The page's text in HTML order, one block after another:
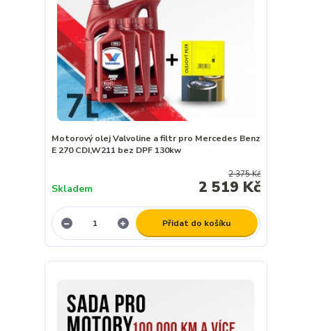
Motorový olej Valvoline a filtr pro Mercedes Benz
E 270 CDI,W211 bez DPF 130kw
2 375 Kč
2 519 Kč
Skladem
Přidat do košíku